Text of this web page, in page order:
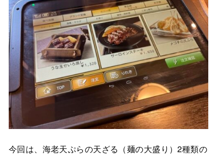
今回は、海老天ぷらの天ざる（麺の大盛り）2種類の